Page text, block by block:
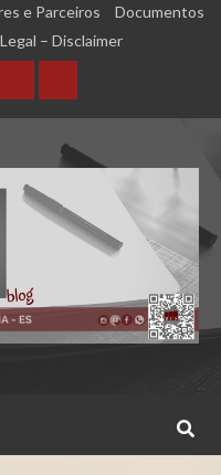
e Parceiros
Documentos
– Disclaimer
Calculadora
Qualidade
de
Segurado
(INSS)
Calculadora
Tempo
de
Contribuição